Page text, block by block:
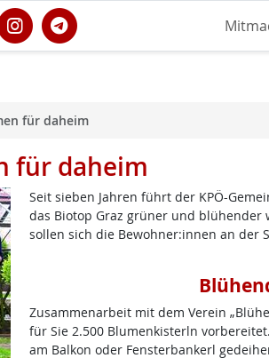
für daheim
für daheim
Seit sieben Jahren führt der KPÖ-
das Biotop Graz grüner und blühender
sollen sich die Bewohner:innen an der
Zusammenarbeit mit dem Verein
für Sie 2.500 Blumenkisterln
am Balkon oder Fensterbankerl